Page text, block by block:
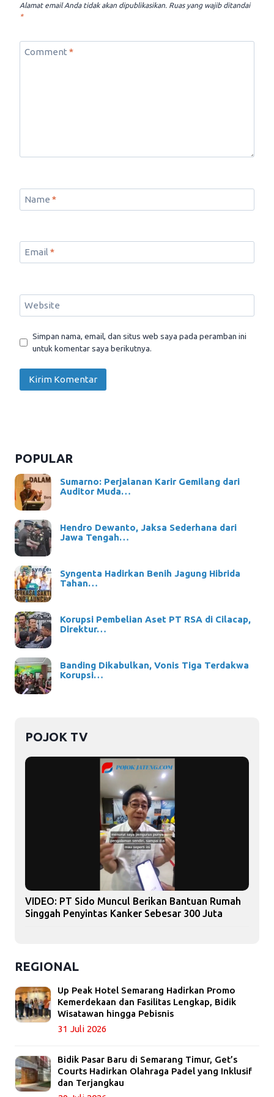
Alamat email Anda tidak akan dipublikasikan. Ruas yang wajib ditandai
*
Comment*
Name *
Email*
Website
Simpan nama, email, dan situs web saya pada peramban ini
untuk komentar saya berikutnya.
POPULAR
Sumarno: Perjalanan Karir Gemilang dari
Auditor Muda…
Hendro Dewanto, Jaksa Sederhana dari
Jawa Tengah…
Syngenta Hadirkan Benih Jagung Hibrida
Tahan…
Korupsi Pembelian Aset PT RSA di Cilacap,
Direktur…
Banding Dikabulkan, Vonis Tiga Terdakwa
Korupsi…
POJOK TV
VIDEO: PT Sido Muncul Berikan Bantuan Rumah
Singgah Penyintas Kanker Sebesar 300 Juta
REGIONAL
Up Peak Hotel Semarang Hadirkan Promo
Kemerdekaan dan Fasilitas Lengkap, Bidik
Wisatawan hingga Pebisnis
31 Juli 2026
Bidik Pasar Baru di Semarang Timur, Get’s
Courts Hadirkan Olahraga Padel yang Inklusif
dan Terjangkau